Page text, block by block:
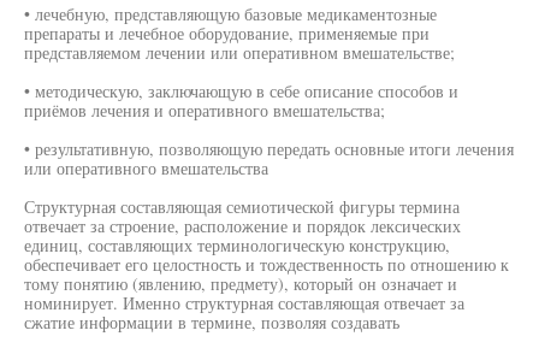
• лечебную, представляющую базовые медикаментозные
препараты и лечебное оборудование, применяемые при
представляемом лечении или оперативном вмешательстве;
• методическую, заключающую в себе описание способов и
приёмов лечения и оперативного вмешательства;
• результативную, позволяющую передать основные итоги лечения
или оперативного вмешательства
Структурная составляющая семиотической фигуры термина
отвечает за строение, расположение и порядок лексических
единиц, составляющих терминологическую конструкцию,
обеспечивает его целостность и тождественность по отношению к
тому понятию (явлению, предмету), который он означает и
номинирует. Именно структурная составляющая отвечает за
сжатие информации в термине, позволяя создавать